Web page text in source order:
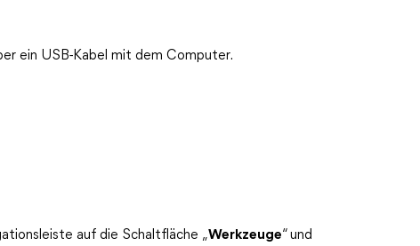
ein USB-Kabel mit dem Computer.
auf die Schaltfläche „Werkzeuge“ und